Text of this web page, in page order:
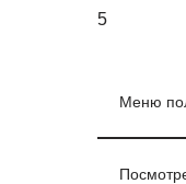
5
Меню